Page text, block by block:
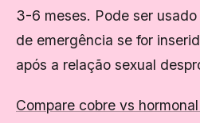
3-6 meses. Pode ser
de emergência se for
após a relação sexual
Compare cobre vs